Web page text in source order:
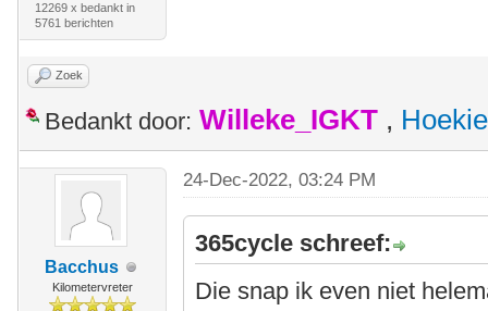
12269 x bedankt in
5761 berichten
Zoek
Bedankt door: Willeke_IGKT , Hoekie
Bacchus
Kilometervreter
24-Dec-2022, 03:24 PM
365cycle schreef:
Die snap ik even niet